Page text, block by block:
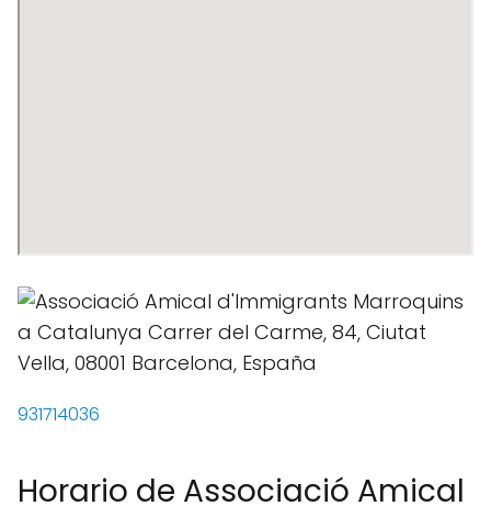
931714036
Horario de Associació Amical